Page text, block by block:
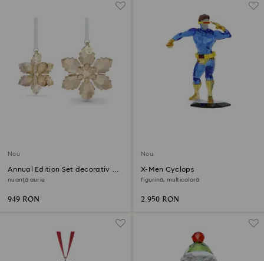
Nou
Annual Edition Set decorativ 3D
Festive 2026
nuanță aurie
949 RON
Nou
X-Men Cyclops
figurină, multicoloră
2.950 RON